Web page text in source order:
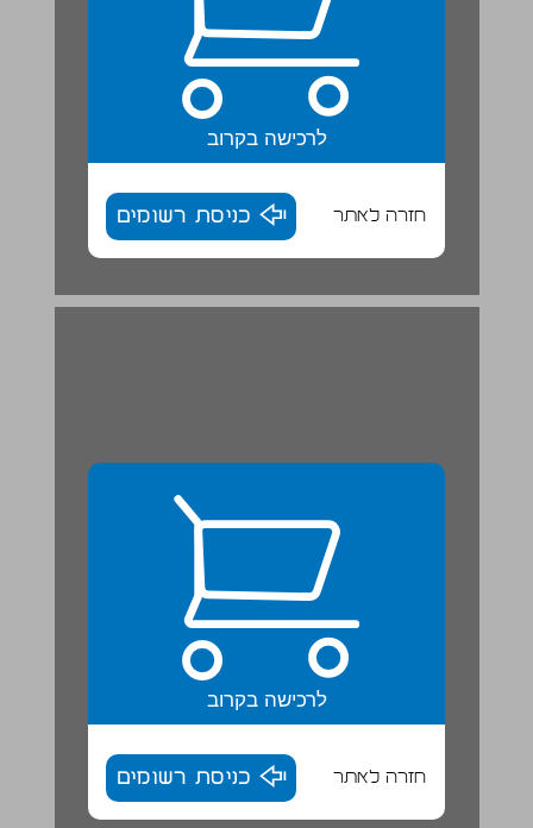
לרכישה בקרוב
חזרה לאתר כניסת רשומים
לרכישה בקרוב
חזרה לאתר כניסת רשומים